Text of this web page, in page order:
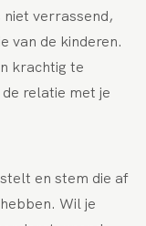
niet verrassend,
van de kinderen.
krachtig te
relatie met je
en stem die af
Wil je